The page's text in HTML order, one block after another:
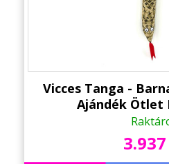
Vicces Tanga -
Ajándék Ötlet